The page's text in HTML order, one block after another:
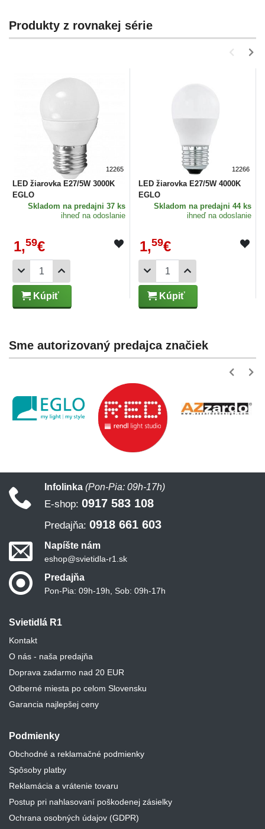
Produkty z rovnakej série
12265
LED žiarovka E27/5W 3000K
EGLO
Skladom na predajni 37 ks
ihneď na odoslanie
1,59€
Kúpiť
12266
LED žiarovka E27/5W 4000K
EGLO
Skladom na predajni 44 ks
ihneď na odoslanie
1,59€
Kúpiť
Sme autorizovaný predajca značiek
Svietidlá R1
Kontakt
O nás - naša predajňa
Doprava zadarmo nad 20 EUR
Odberné miesta po celom Slovensku
Garancia najlepšej ceny
Podmienky
Obchodné a reklamačné podmienky
Spôsoby platby
Reklamácia a vrátenie tovaru
Postup pri nahlasovaní poškodenej zásielky
Ochrana osobných údajov (GDPR)
Infolinka (Pon-Pia: 09h-17h)
E-shop: 0917 583 108
Predajňa: 0918 661 603
Napíšte nám
eshop@svietidla-r1.sk
Predajňa
Pon-Pia: 09h-19h, Sob: 09h-17h